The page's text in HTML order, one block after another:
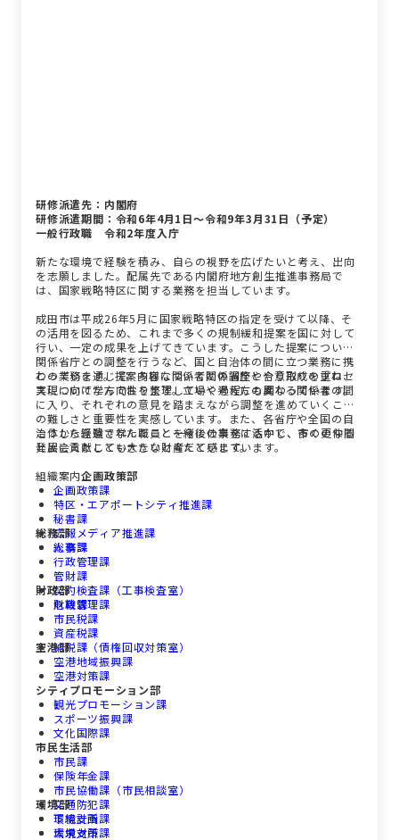
研修派遣先：内閣府
研修派遣期間：令和6年4月1日～令和9年3月31日（予定）
一般行政職 令和2年度入庁
新たな環境で経験を積み、自らの視野を広げたいと考え、出向
を志願しました。配属先である内閣府地方創生推進事務局で
は、国家戦略特区に関する業務を担当しています。
成田市は平成26年5月に国家戦略特区の指定を受けて以降、そ
の活用を図るため、これまで多くの規制緩和提案を国に対して
行い、一定の成果を上げてきています。こうした提案について
関係省庁との調整を行うなど、国と自治体の間に立つ業務に携
わっています。提案内容について関係省庁とやり取りを重ね、
実現に向けた方向性を整理していく過程にも関わっています。
この業務を通じて、多様な関係者との調整や合意形成のプロセ
スについて学んでおります。立場や考え方の異なる関係者の間
に入り、それぞれの意見を踏まえながら調整を進めていくこと
の難しさと重要性を実感しています。また、各省庁や全国の自
治体から派遣された職員と一緒に仕事をする中で、多くの仲間
と出会えたことも大きな財産だと感じています。
こうした経験で学んだことを今後の業務に活かし、市の更なる
発展に貢献していきたいと考えています。
組織案内企画政策部
企画政策課
特区・エアポートシティ推進課
秘書課
広報メディア推進課
人事課
総務部
総務課
行政管理課
管財課
契約検査課（工事検査室）
危機管理課
財政部
財政課
市民税課
資産税課
納税課（債権回収対策室）
空港部
空港地域振興課
空港対策課
シティプロモーション部
観光プロモーション課
スポーツ振興課
文化国際課
市民生活部
市民課
保険年金課
市民協働課（市民相談室）
交通防犯課
下総支所
大栄支所
環境部
環境計画課
環境対策課